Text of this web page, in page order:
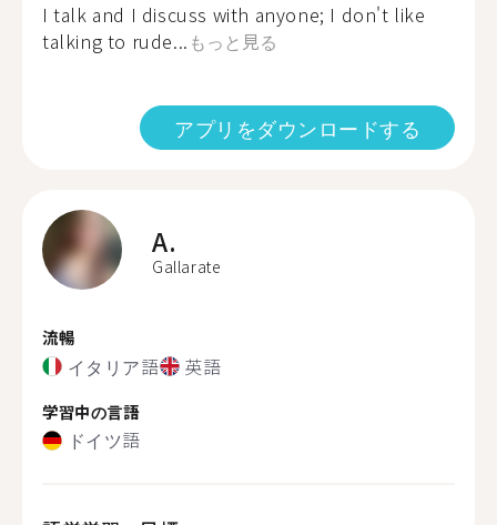
I talk and I discuss with anyone; I don't like
talking to rude... もっと見る
アプリをダウンロードする
A.
Gallarate
流暢
イタリア語 英語
学習中の言語
ドイツ語